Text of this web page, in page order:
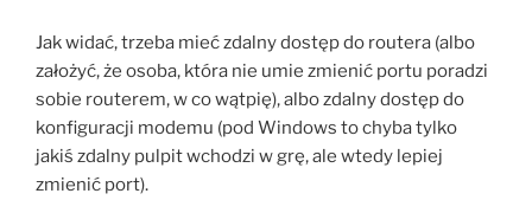
Jak widać, trzeba mieć zdalny dostęp do routera (albo
założyć, że osoba, która nie umie zmienić portu poradzi
sobie routerem, w co wątpię), albo zdalny dostęp do
konfiguracji modemu (pod Windows to chyba tylko
jakiś zdalny pulpit wchodzi w grę, ale wtedy lepiej
zmienić port).